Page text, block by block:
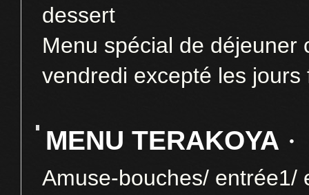
dessert
Menu spécial de déjeuner
vendredi excepté les jours
MENU TERAKOYA
Amuse-bouches/ entrée1/